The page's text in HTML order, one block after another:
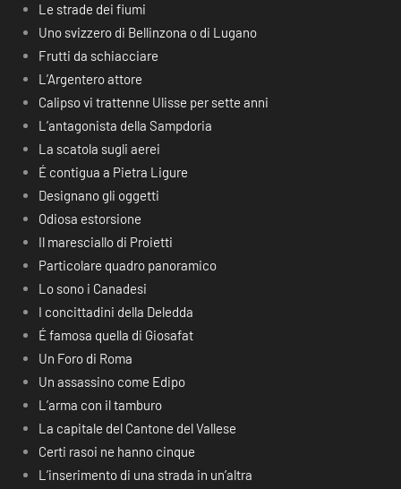
Le strade dei fiumi
Uno svizzero di Bellinzona o di Lugano
Frutti da schiacciare
L’Argentero attore
Calipso vi trattenne Ulisse per sette anni
L’antagonista della Sampdoria
La scatola sugli aerei
É contigua a Pietra Ligure
Designano gli oggetti
Odiosa estorsione
Il maresciallo di Proietti
Particolare quadro panoramico
Lo sono i Canadesi
I concittadini della Deledda
É famosa quella di Giosafat
Un Foro di Roma
Un assassino come Edipo
L’arma con il tamburo
La capitale del Cantone del Vallese
Certi rasoi ne hanno cinque
L’inserimento di una strada in un’altra